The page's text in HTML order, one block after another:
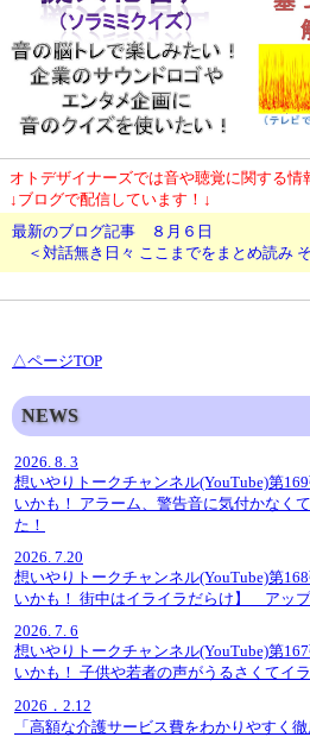
オトデザイナーズでは音や聴覚に関する情
↓ブログで配信しています！↓
最新のブログ記事 ８月６日
＜対話無き日々 ここまでをまとめ読み
△ページTOP
NEWS
2026. 8. 3
想いやりトークチャンネル(YouTube)第
いかも！ アラーム、警告音に気付かなく
た！
2026. 7.20
想いやりトークチャンネル(YouTube)第
いかも！ 街中はイライラだらけ】 アップ
2026. 7. 6
想いやりトークチャンネル(YouTube)第
いかも！ 子供や若者の声がうるさくてイ
2026．2.12
「高額な介護サービス費をわかりやすく